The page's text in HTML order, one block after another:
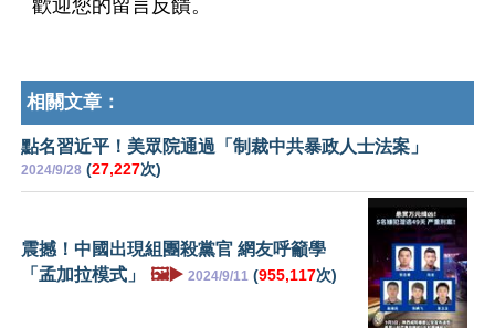
歡迎您的留言反饋。
相關文章：
點名習近平！美眾院通過「制裁中共暴政人士法案」
2024/9/28 (27,227次)
震撼！中國出現組團殺黨官 網友呼籲學
「孟加拉模式」
🖼️▶️ 2024/9/11 (955,117次)